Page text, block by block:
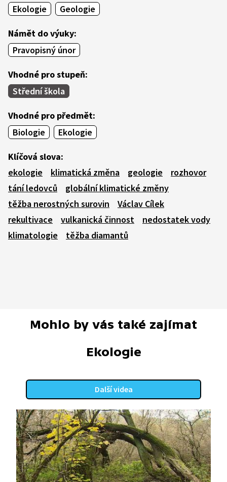
Ekologie
Geologie
Námět do výuky:
Pravopisný únor
Vhodné pro stupeň:
Střední škola
Vhodné pro předmět:
Biologie
Ekologie
Klíčová slova:
ekologie
klimatická změna geologie
rozhovor
tání ledovců
globální klimatické změny
těžba nerostných surovin
Václav Cílek
rekultivace
vulkanická činnost
nedostatek vody
klimatologie
těžba diamantů
Mohlo by vás také zajímat
Ekologie
Další videa